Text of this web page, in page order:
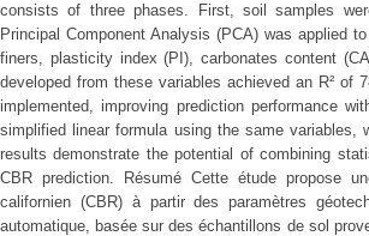
consists of three phases. First, soil samples
Principal Component Analysis (PCA) was applied
finers, plasticity index (PI), carbonates content
developed from these variables achieved an R² of
implemented, improving prediction performance
simplified linear formula using the same variables,
results demonstrate the potential of combining
CBR prediction. Résumé Cette étude propose
californien (CBR) à partir des paramètres
automatique, basée sur des échantillons de sol